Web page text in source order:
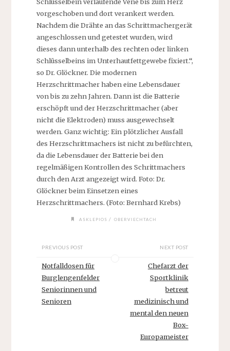
vorgeschoben und dort verankert werden.
Nachdem die Drähte an das Schrittmachergerät
angeschlossen und getestet wurden, wird
dieses dann unterhalb des rechten oder linken
Schlüsselbeins im Unterhautfettgewebe fixiert.“,
so Dr. Glöckner. Die modernen
Herzschrittmacher haben eine Lebensdauer
von bis zu zehn Jahren. Dann ist die Batterie
erschöpft und der Herzschrittmacher (aber
nicht die Elektroden) muss ausgewechselt
werden. Ganz wichtig: Ein plötzlicher Ausfall
des Herzschrittmachers ist nicht zu befürchten,
da die Lebensdauer der Batterie bei den
regelmäßigen Kontrollen des Schrittmachers
durch den Arzt angezeigt wird. Foto: Dr.
Glöckner beim Einsetzen eines
Herzschrittmachers. (Foto: Bernhard Krebs)
ASKLEPIOS / OBERVIECHTACH
PREVIOUS POST
Notfalldosen für
Burglengenfelder
Seniorinnen und
Senioren
NEXT POST
Chefarzt der
Sportklinik
betreut
medizinisch und
mental den neuen
Box-
Europameister